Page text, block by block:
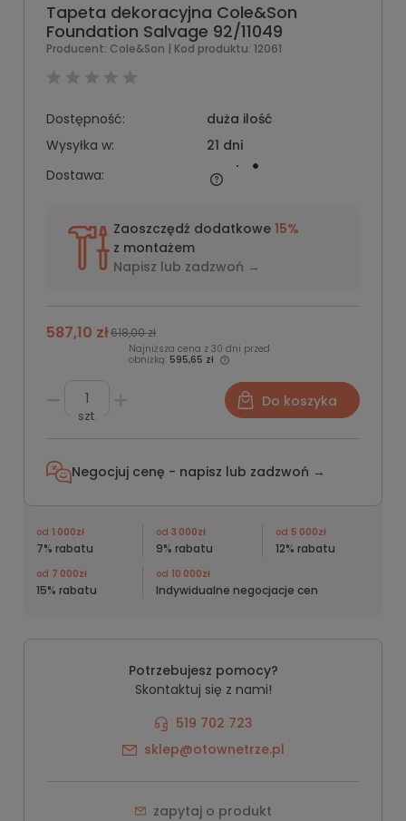
Tapeta dekoracyjna Cole&Son
Foundation Salvage 92/11049
Producent: Cole&Son | Kod produktu: 12061
Dostępność:
duża ilość
Wysyłka w:
21 dni
Dostawa:
Zaoszczędź dodatkowe 15%
z montażem
Napisz lub zadzwoń →
587,10 zł618,00 zł
Najniższa cena z 30 dni przed
obniżką: 595,65 zł
szt.
Do koszyka
Negocjuj cenę - napisz lub zadzwoń →
od 1 000zł
7% rabatu
od 3 000zł
9% rabatu
od 5 000zł
12% rabatu
od 7 000zł
15% rabatu
od 10 000zł
Indywidualne negocjacje cen
Potrzebujesz pomocy?
Skontaktuj się z nami!
519 702 723
sklep@otownetrze.pl
zapytaj o produkt